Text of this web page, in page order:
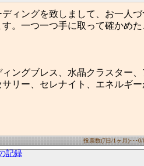
ィングを致しまして、お一人
。一つ一つ手に取って確かめ
ングブレス、水晶クラスター、
リー、セレナイト、エネルギ
投票数(7日/1ヶ月)･･･
記録